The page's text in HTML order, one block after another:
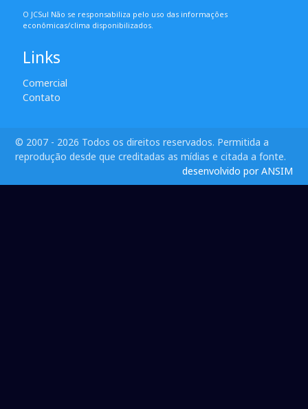
O JCSul Não se responsabiliza pelo uso das informações
econômicas/clima disponibilizados.
Links
Comercial
Contato
© 2007 - 2026 Todos os direitos reservados. Permitida a
reprodução desde que creditadas as mídias e citada a fonte.
desenvolvido por ANSIM